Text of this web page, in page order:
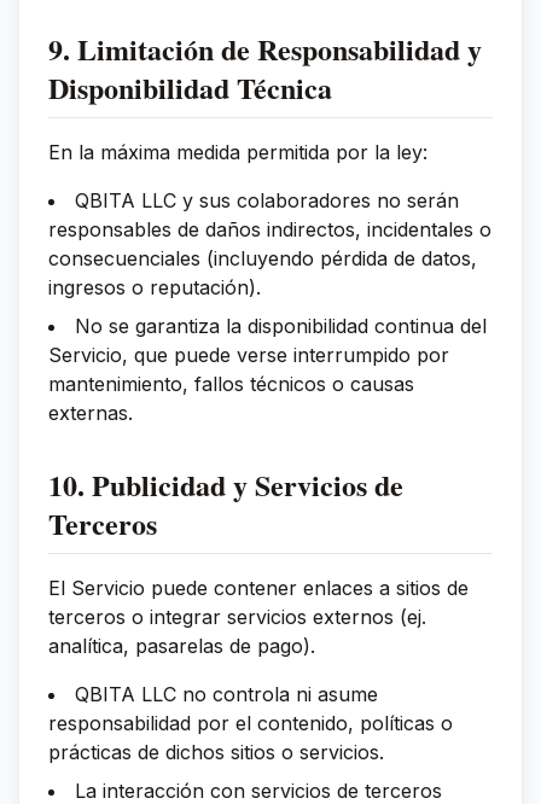
9. Limitación de Responsabilidad y
Disponibilidad Técnica
En la máxima medida permitida por la ley:
QBITA LLC y sus colaboradores no serán
responsables de daños indirectos, incidentales o
consecuenciales (incluyendo pérdida de datos,
ingresos o reputación).
No se garantiza la disponibilidad continua del
Servicio, que puede verse interrumpido por
mantenimiento, fallos técnicos o causas
externas.
10. Publicidad y Servicios de
Terceros
El Servicio puede contener enlaces a sitios de
terceros o integrar servicios externos (ej.
analítica, pasarelas de pago).
QBITA LLC no controla ni asume
responsabilidad por el contenido, políticas o
prácticas de dichos sitios o servicios.
La interacción con servicios de terceros